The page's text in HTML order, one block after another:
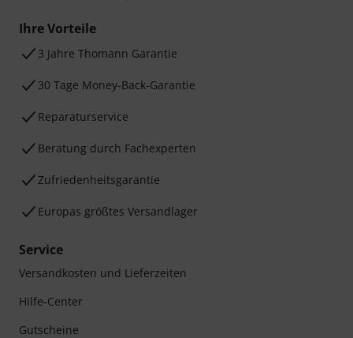
Ihre Vorteile
3 Jahre Thomann Garantie
30 Tage Money-Back-Garantie
Reparaturservice
Beratung durch Fachexperten
Zufriedenheitsgarantie
Europas größtes Versandlager
Service
Versandkosten und Lieferzeiten
Hilfe-Center
Gutscheine